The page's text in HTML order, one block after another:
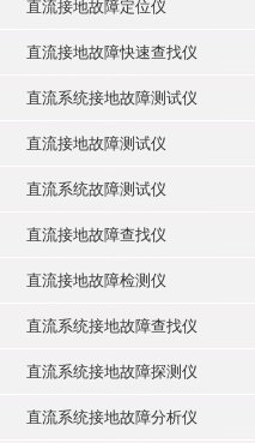
直流接地故障定位仪
直流接地故障快速查找仪
直流系统接地故障测试仪
直流接地故障测试仪
直流系统故障测试仪
直流接地故障查找仪
直流接地故障检测仪
直流系统接地故障查找仪
直流系统接地故障探测仪
直流系统接地故障分析仪